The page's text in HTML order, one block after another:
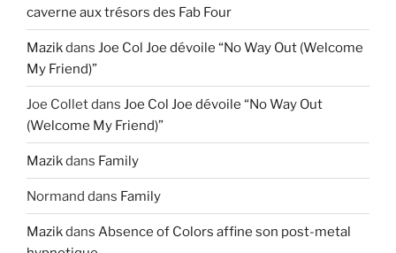
caverne aux trésors des Fab Four
Mazikdans Joe Col Joe dévoile “No Way Out (Welcome
My Friend)”
Joe Colletdans Joe Col Joe dévoile “No Way Out
(Welcome My Friend)”
Mazikdans Family
Normand dans Family
Mazikdans Absence of Colors affine son post-metal